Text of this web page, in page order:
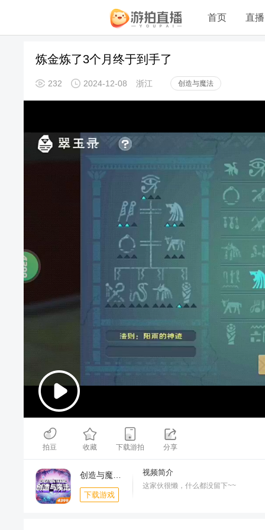
首页 直播
炼金炼了3个月终于到手了
232 2024-12-08 浙江 创造与魔法
00:00/00:50
拍豆 收藏 下载游拍 分享
下载游戏
视频简介
这家伙很懒，什么都没留下~~